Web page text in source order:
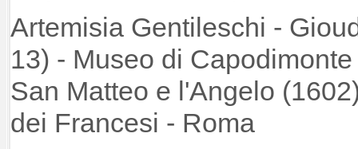
Artemisia Gentileschi -
13) - Museo di
San Matteo e l'Angelo
dei Francesi - Roma